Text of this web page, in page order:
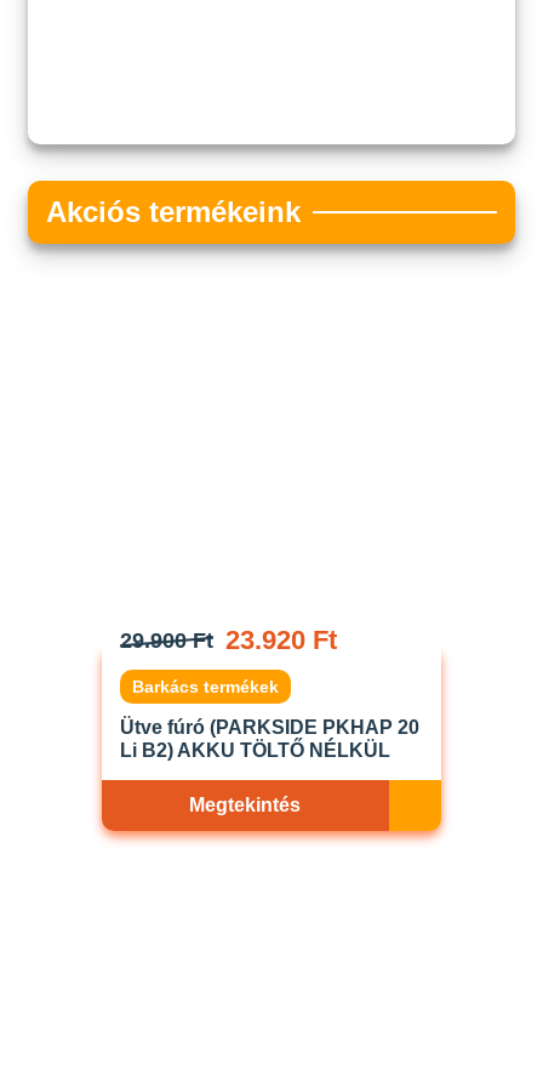
Akciós termékeink
29.900 Ft 23.920 Ft
Barkács termékek
Ütve fúró (PARKSIDE PKHAP 20
Li B2) AKKU TÖLTŐ NÉLKÜL
Megtekintés